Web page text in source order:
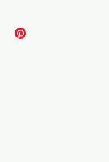
frais d'envoi et